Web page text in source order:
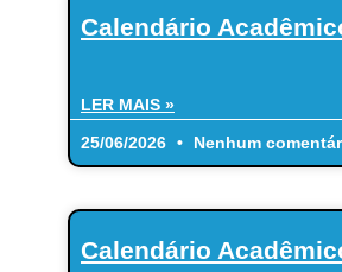
Calendário
LER MAIS »
25/06/2026
Nenhum
Calendário